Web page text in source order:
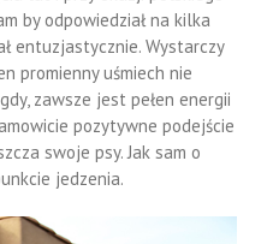
by odpowiedział na kilka
entuzjastycznie. Wystarczy
promienny uśmiech nie
zawsze jest pełen energii
pozytywne podejście
swoje psy. Jak sam o
jedzenia.